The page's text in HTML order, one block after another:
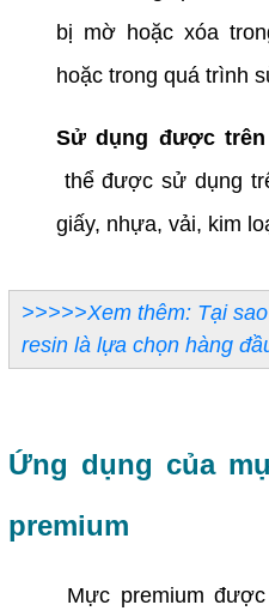
bị mờ hoặc xóa
hoặc trong quá trình
Sử dụng được
thể được sử dụng
giấy, nhựa, vải, kim
>>>>>Xem thêm: Tại
resin là lựa chọn hàng
Ứng dụng của
premium
Mực premium được